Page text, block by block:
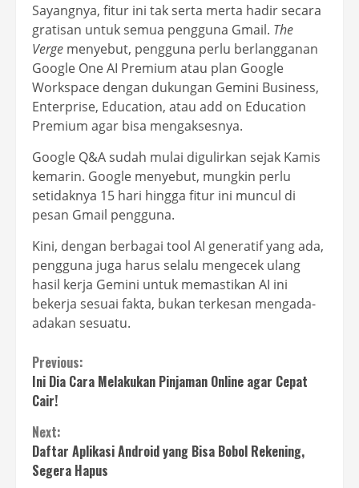
Sayangnya, fitur ini tak serta merta hadir secara
gratisan untuk semua pengguna Gmail. The
Verge menyebut, pengguna perlu berlangganan
Google One AI Premium atau plan Google
Workspace dengan dukungan Gemini Business,
Enterprise, Education, atau add on Education
Premium agar bisa mengaksesnya.
Google Q&A sudah mulai digulirkan sejak Kamis
kemarin. Google menyebut, mungkin perlu
setidaknya 15 hari hingga fitur ini muncul di
pesan Gmail pengguna.
Kini, dengan berbagai tool AI generatif yang ada,
pengguna juga harus selalu mengecek ulang
hasil kerja Gemini untuk memastikan AI ini
bekerja sesuai fakta, bukan terkesan mengada-
adakan sesuatu.
Continue
Reading
Previous:
Ini Dia Cara Melakukan Pinjaman Online agar Cepat
Cair!
Next:
Daftar Aplikasi Android yang Bisa Bobol Rekening,
Segera Hapus